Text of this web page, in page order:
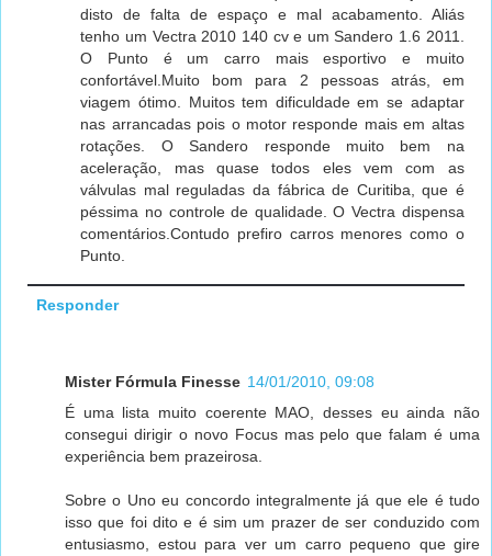
disto de falta de espaço e mal acabamento. Aliás
tenho um Vectra 2010 140 cv e um Sandero 1.6 2011.
O Punto é um carro mais esportivo e muito
confortável.Muito bom para 2 pessoas atrás, em
viagem ótimo. Muitos tem dificuldade em se adaptar
nas arrancadas pois o motor responde mais em altas
rotações. O Sandero responde muito bem na
aceleração, mas quase todos eles vem com as
válvulas mal reguladas da fábrica de Curitiba, que é
péssima no controle de qualidade. O Vectra dispensa
comentários.Contudo prefiro carros menores como o
Punto.
Responder
Mister Fórmula Finesse 14/01/2010, 09:08
É uma lista muito coerente MAO, desses eu ainda não
consegui dirigir o novo Focus mas pelo que falam é uma
experiência bem prazeirosa.
Sobre o Uno eu concordo integralmente já que ele é tudo
isso que foi dito e é sim um prazer de ser conduzido com
entusiasmo, estou para ver um carro pequeno que gire